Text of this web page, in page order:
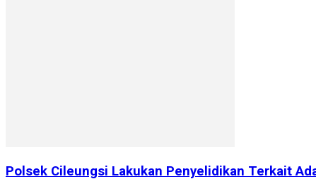
Polsek Cileungsi Lakukan Penyelidikan Terkait